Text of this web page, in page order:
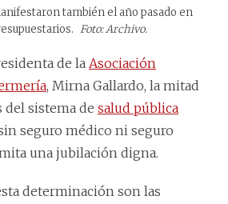
también el año pasado en
Foto: Archivo.
de la Asociación
, Mirna Gallardo, la mitad
del sistema de salud pública
seguro médico ni seguro
una jubilación digna.
determinación son las